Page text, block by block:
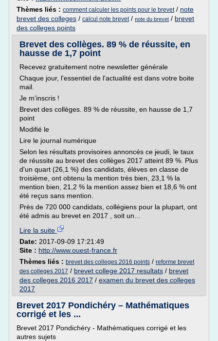
Thèmes liés : comment calculer les points pour le brevet/ note
brevet des colleges / calcul note brevet/ note du brevet / brevet
des colleges points
Brevet des collèges. 89 % de réussite, en
hausse de 1,7 point
Recevez gratuitement notre newsletter générale
Chaque jour, l'essentiel de l'actualité est dans votre boite
mail.
Je m'inscris !
Brevet des collèges. 89 % de réussite, en hausse de 1,7
point
Modifié le
Lire le journal numérique
Selon les résultats provisoires annoncés ce jeudi, le taux
de réussite au brevet des collèges 2017 atteint 89 %. Plus
d'un quart (26,1 %) des candidats, élèves en classe de
troisième, ont obtenu la mention très bien, 23,1 % la
mention bien, 21,2 % la mention assez bien et 18,6 % ont
été reçus sans mention.
Près de 720 000 candidats, collégiens pour la plupart, ont
été admis au brevet en 2017 , soit un...
Lire la suite
Date: 2017-09-09 17:21:49
Site : http://www.ouest-france.fr
Thèmes liés : brevet des colleges 2016 points / reforme brevet
des colleges 2017 / brevet college 2017 resultats / brevet
des colleges 2016 2017 / examen du brevet des colleges
2017
Brevet 2017 Pondichéry – Mathématiques
corrigé et les ...
Brevet 2017 Pondichéry - Mathématiques corrigé et les
autres sujets